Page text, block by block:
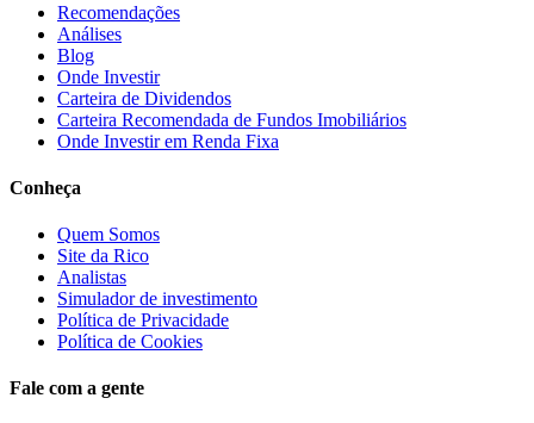
Recomendações
Análises
Blog
Onde Investir
Carteira de Dividendos
Carteira Recomendada de Fundos Imobiliários
Onde Investir em Renda Fixa
Conheça
Quem Somos
Site da Rico
Analistas
Simulador de investimento
Política de Privacidade
Política de Cookies
Fale com a gente